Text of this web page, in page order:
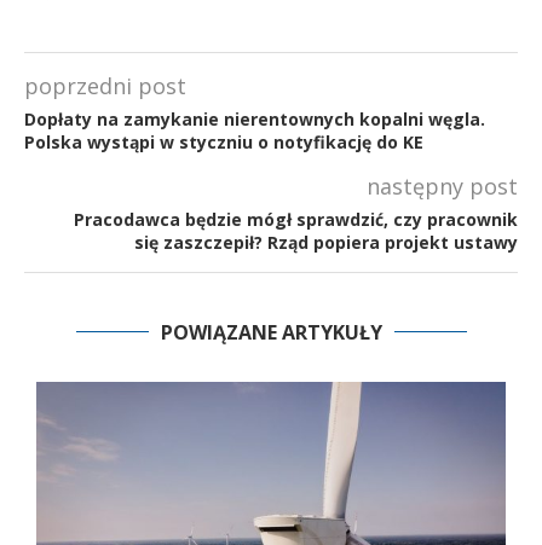
poprzedni post
Dopłaty na zamykanie nierentownych kopalni węgla.
Polska wystąpi w styczniu o notyfikację do KE
następny post
Pracodawca będzie mógł sprawdzić, czy pracownik
się zaszczepił? Rząd popiera projekt ustawy
POWIĄZANE ARTYKUŁY